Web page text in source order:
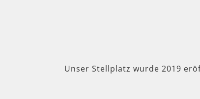
Unser Stellplatz wurde 2019